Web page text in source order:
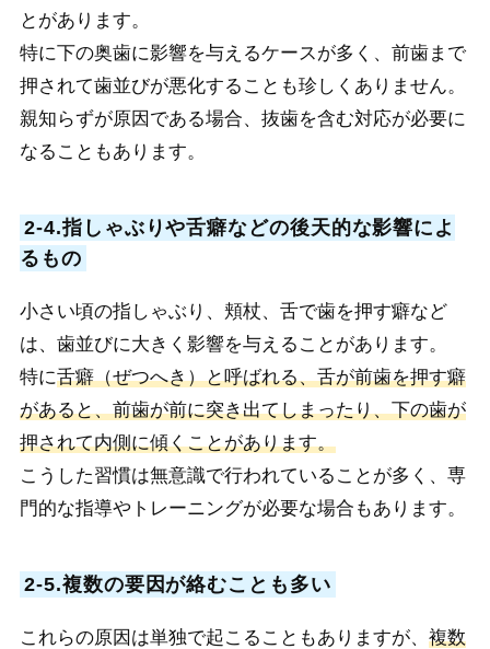
とがあります。
特に下の奥歯に影響を与えるケースが多く、前歯まで
押されて歯並びが悪化することも珍しくありません。
親知らずが原因である場合、抜歯を含む対応が必要に
なることもあります。
2-4.指しゃぶりや舌癖などの後天的な影響によ
るもの
小さい頃の指しゃぶり、頬杖、舌で歯を押す癖など
は、歯並びに大きく影響を与えることがあります。
特に舌癖（ぜつへき）と呼ばれる、舌が前歯を押す癖
があると、前歯が前に突き出てしまったり、下の歯が
押されて内側に傾くことがあります。
こうした習慣は無意識で行われていることが多く、専
門的な指導やトレーニングが必要な場合もあります。
2-5.複数の要因が絡むことも多い
これらの原因は単独で起こることもありますが、 複数